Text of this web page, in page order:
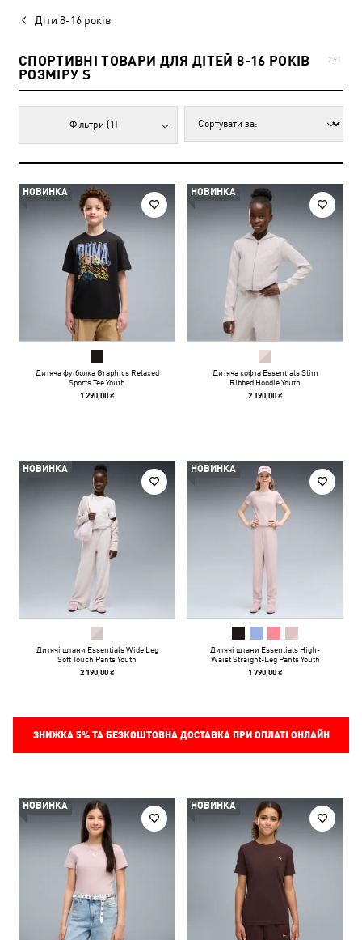
Діти 8-16 років
СПОРТИВНІ ТОВАРИ ДЛЯ ДІТЕЙ 8-16 РОКІВ
РОЗМІРУ S
291
Фільтри (1)
НОВИНКА
Дитяча футболка Graphics Relaxed
Sports Tee Youth
1 290,00 ₴
НОВИНКА
Дитяча кофта Essentials Slim
Ribbed Hoodie Youth
2 190,00 ₴
НОВИНКА
Дитячі штани Essentials Wide Leg
Soft Touch Pants Youth
2 190,00 ₴
НОВИНКА
Дитячі штани Essentials High-
Waist Straight-Leg Pants Youth
1 790,00 ₴
ЗНИЖКА 5%ТА БЕЗКОШТОВНА ДОСТАВКА ПРИ ОПЛАТІ ОНЛАЙН
НОВИНКА НОВИНКА